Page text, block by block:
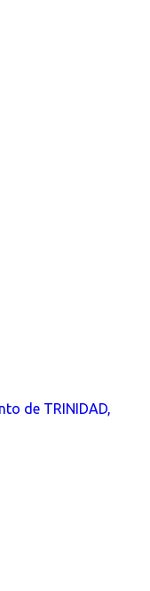
de TRINIDAD,